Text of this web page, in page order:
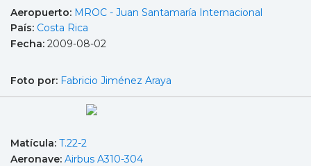
Aeropuerto: MROC - Juan Santamaría Internacional
País: Costa Rica
Fecha: 2009-08-02
Foto por: Fabricio Jiménez Araya
Matícula: T.22-2
Aeronave: Airbus A310-304